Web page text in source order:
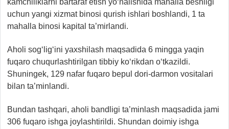
kamchiliklarni bartaraf etish yo‘nalishida mahalla beshligi
uchun yangi xizmat binosi qurish ishlari boshlandi, 1 ta
mahalla binosi kapital ta’mirlandi.
Aholi sog‘lig‘ini yaxshilash maqsadida 6 mingga yaqin
fuqaro chuqurlashtirilgan tibbiy ko‘rikdan o‘tkazildi.
Shuningek, 129 nafar fuqaro bepul dori-darmon vositalari
bilan ta’minlandi.
Bundan tashqari, aholi bandligi ta’minlash maqsadida jami
306 fuqaro ishga joylashtirildi. Shundan doimiy ishga